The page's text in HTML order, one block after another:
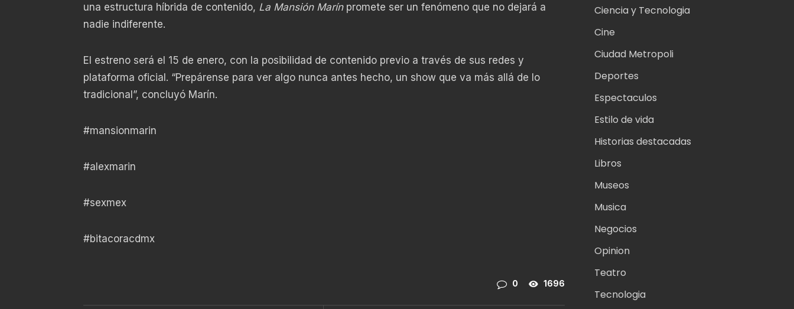
una estructura híbrida de contenido, La Mansión Marínpromete ser un fenómeno que no dejará a
nadie indiferente.
El estreno será el 15 de enero, con la posibilidad de contenido previo a través de sus redes y
plataforma oficial. “Prepárense para ver algo nunca antes hecho, un show que va más allá de lo
tradicional”, concluyó Marín.
#mansionmarin
#alexmarin
#sexmex
#bitacoracdmx
0 1696
Ciencia y Tecnologia
Cine
Ciudad Metropoli
Deportes
Espectaculos
Estilo de vida
Historias destacadas
Libros
Museos
Musica
Negocios
Opinion
Teatro
Tecnologia